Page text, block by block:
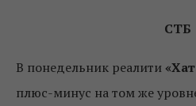
СТБ
В понедельник реалити
плюс-минус на том же